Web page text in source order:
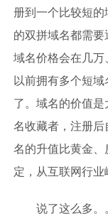
册到一个比较短
的双拼域名都需
域名价格会在几
以前拥有多个短
了。域名的价值
名收藏者，注册
名的升值比黄金
定，从互联网行业
说了这么多。